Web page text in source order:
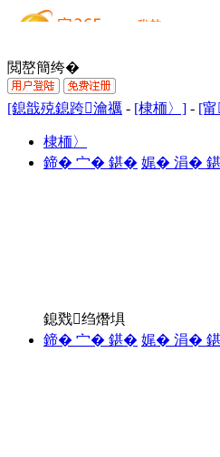
閲嶅簡绔�
[鎴戠殑鎴跨瀹禲 - [棣栭〉] - [
棣栭〉
鍗� 宀� 鍖� 娓� 涓�
鎴戣绉熸埧
鍗� 宀� 鍖� 娓� 涓�